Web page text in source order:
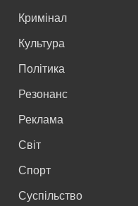
Кримінал
Культура
Політика
Резонанс
Реклама
Світ
Спорт
Суспільство